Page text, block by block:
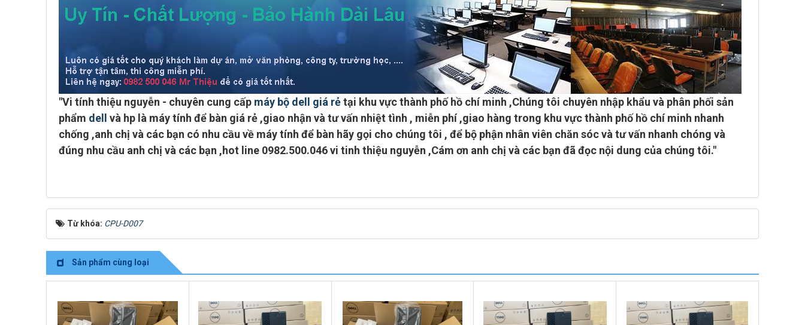
"Vi tính thiệu nguyễn - chuyên cung cấp máy bộ dell giá rẻtại khu vựcthành phố hồ chí minh ,Chúng tôi chuyên nhập khẩu và phân phối sản
phẩm dell và hp là máy tính để bàn giá rẻ ,giao nhận và tư vấn nhiệt tình , miễn phí ,giao hàng trong khu vực thành phố hồ chí minh nhanh
chống ,anh chị và các bạn có nhu cầu về máy tính để bàn hãy gọi cho chúng tôi , để bộ phận nhân viên chăn sóc và tư vấn nhanh chóng và
đúng nhu cầu anh chị và các bạn ,hot line 0982.500.046 vi tinh thiệu nguyễn ,Cám ơn anh chị và các bạn đã đọc nội dung của chúng tôi."
Từ khóa: CPU-D007
Sản phẩm cùng loại